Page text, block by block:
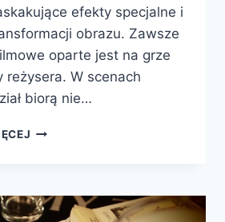
efekty specjalne i
obrazu. Zawsze
oparte jest na grze
reżysera. W scenach
biorą nie…
CZY
NA
PLANIE